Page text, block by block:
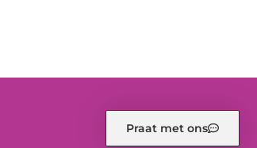
Praat met ons